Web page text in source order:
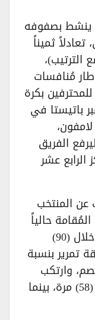
ينشط بصفوفه
ثميناً
مُنافسات
للمحترفين بكرة
باتيستا في
لامفون،
الدقيقة (68)، ليرفع الفريق
الرابع عشر
غاب عن المنتخب
حالياً
في قطر، نال تقييماً بنسبة (6.2) خلال (90)
تمرير بنسبة
وارتكب
خطأ واحداً فقط، كما لمس الكرة (58) مرة، بينما